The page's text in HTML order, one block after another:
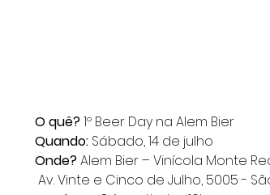
O quê? 1º Beer Day na Alem Bier
Quando: Sábado, 14 de julho
Onde? Alem Bier – Vinícola Monte
Av. Vinte e Cinco de Julho, 5005 -